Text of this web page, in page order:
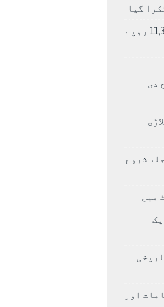
گیا
پاکستان میں سونے کی قیمت میں 11,300 روپے
دی
شروع
میں
ایک
کپ 2027 کے مقامات اور